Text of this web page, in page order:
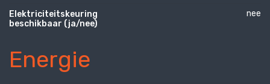
Elektriciteitskeuring
beschikbaar (ja/nee)
nee
Energie